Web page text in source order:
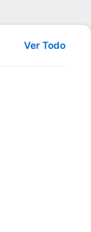
Ver Todo